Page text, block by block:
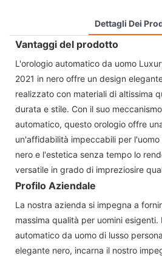
Dettagli Dei
Vantaggi del prodotto
L'orologio automatico da uomo
2021 in nero offre un design
realizzato con materiali di altissima
durata e stile. Con il suo
automatico, questo orologio offre
un'affidabilità impeccabili per
nero e l'estetica senza tempo lo
versatile in grado di impreziosire
Profilo Aziendale
La nostra azienda si impegna a
massima qualità per uomini esigenti.
automatico da uomo di lusso
elegante nero, incarna il nostro